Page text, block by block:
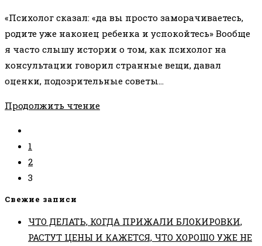
записи:
«Психолог сказал: «да вы просто заморачиваетесь,
родите уже наконец ребенка и успокойтесь» Вообще
я часто слышу истории о том, как психолог на
консультации говорил странные вещи, давал
оценки, подозрительные советы…
Продолжить чтение«ПРОСТО
на
предыдущую
страницу
1
2
3
Свежие записи
ЧТО ДЕЛАТЬ, КОГДА ПРИЖАЛИ БЛОКИРОВКИ,
РАСТУТ ЦЕНЫ И КАЖЕТСЯ, ЧТО ХОРОШО УЖЕ НЕ